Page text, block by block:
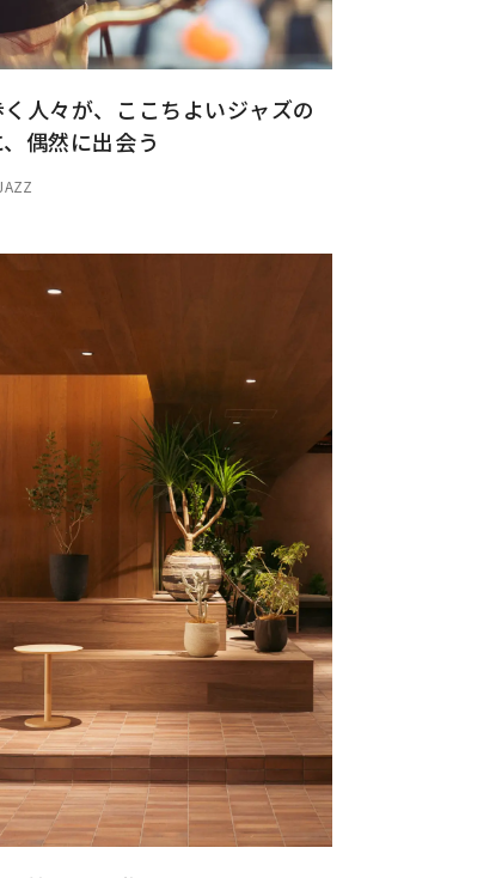
人々が、ここちよいジャズの
偶然に出会う